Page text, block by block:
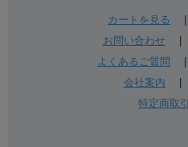
カートを見る
お問い合わせ|
よくあるご質問
会社案内
特定商取